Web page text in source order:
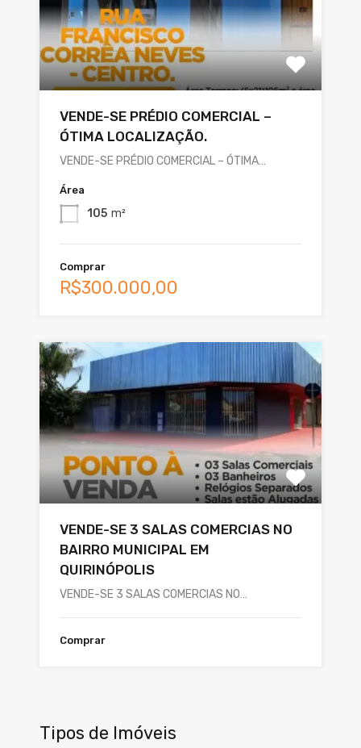
VENDE-SE PRÉDIO COMERCIAL –
ÓTIMA LOCALIZAÇÃO.
VENDE-SE PRÉDIO COMERCIAL – ÓTIMA…
Área
105 m²
Comprar
R$300.000,00
VENDE-SE 3 SALAS COMERCIAS NO
BAIRRO MUNICIPAL EM
QUIRINÓPOLIS
VENDE-SE 3 SALAS COMERCIAS NO…
Comprar
Tipos de Imóveis